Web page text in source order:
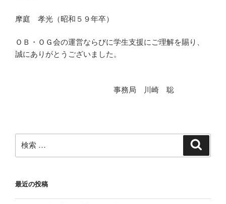
摩庭 孝光（昭和５９年卒）
ＯＢ・ＯＧ会の運営ならびに学生支援にご理解を賜り、
誠にありがとうございました。
事務局 川崎 聡
索:
最近の投稿